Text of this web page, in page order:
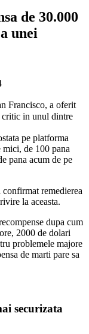
de 30.000
unei
Francisco, a oferit
critic in unul dintre
pe platforma
de 100 pana
pana acum de pe
remedierea
la aceasta.
dupa cum
2000 de dolari
problemele majore
de marti pare sa
securizata